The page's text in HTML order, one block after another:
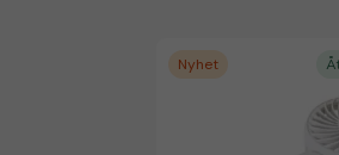
Nyhet